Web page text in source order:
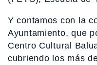
Y contamos con la
Ayuntamiento, que
Centro Cultural
cubriendo los más